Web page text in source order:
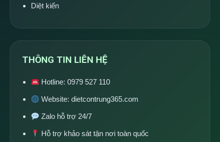
Diệt kiến
THÔNG TIN LIÊN HỆ
Hotline:0979 527 110
Website:dietcontrung365.com
Zalo hỗ trợ 24/7
Hỗ trợ khảo sát tận nơi toàn quốc